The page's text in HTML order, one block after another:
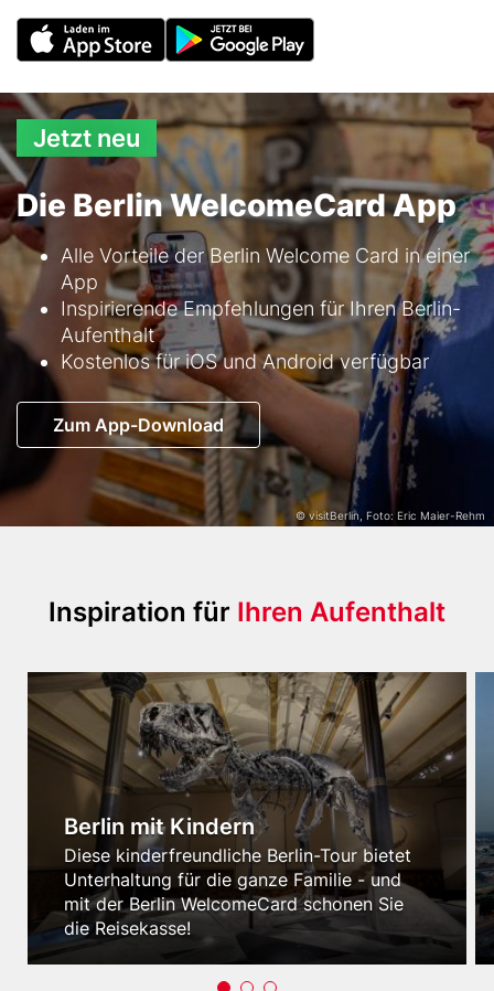
© visitBerlin, Foto: Eric Maier-Rehm
Jetzt neu
Die Berlin WelcomeCard App
Text Alle Vorteile der Berlin Welcome Card in einer
App
Inspirierende Empfehlungen für Ihren Berlin-
Aufenthalt
Kostenlos für iOS und Android verfügbar
ButtonZum App-Download
Title
highlight
option)
Inspiration für Ihren Aufenthalt
items
Berlin mit Kindern
Teaser
-
Text
Diese kinderfreundliche Berlin-Tour bietet
Unterhaltung für die ganze Familie - und
mit der Berlin WelcomeCard schonen Sie
die Reisekasse!